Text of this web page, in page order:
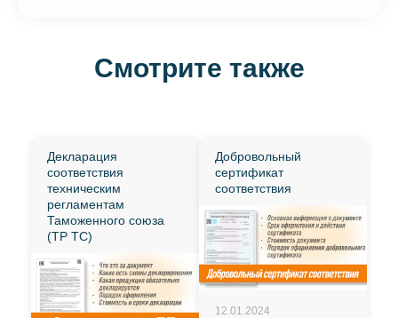
Смотрите также
Декларация
соответствия
техническим
регламентам
Таможенного союза
(ТР ТС)
Добровольный
сертификат
соответствия
12.01.2024